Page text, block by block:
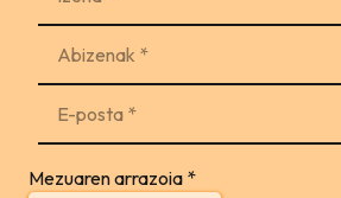
Mezuaren arrazoia *